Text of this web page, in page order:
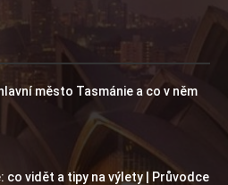
město Tasmánie a co v něm
co vidět a tipy na výlety | Průvodce